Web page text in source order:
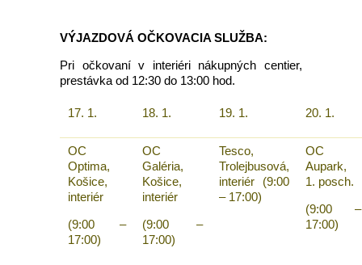
VÝJAZDOVÁ OČKOVACIA SLUŽBA:
Pri očkovaní v interiéri nákupných centier,
prestávka od 12:30 do 13:00 hod.
17. 1. 18. 1. 19. 1. 20. 1.
OC
Optima,
Košice,
interiér
(9:00 –
17:00)
OC
Galéria,
Košice,
interiér
(9:00 –
17:00)
Tesco,
Trolejbusová,
interiér (9:00
– 17:00)
OC
Aupark,
1. posch.
(9:00 –
17:00)